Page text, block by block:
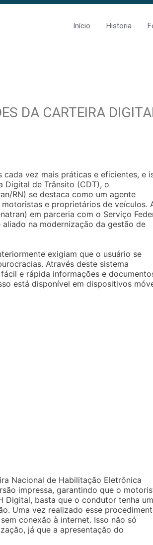
Início Historia
DA CARTEIRA
vez mais práticas e eficientes, e
Digital de Trânsito (CDT), o
RN) se destaca como um agente
e proprietários de veículos.
em parceria com o Serviço
na modernização da gestão de
exigiam que o usuário se
Através deste sistema
e rápida informações e
está disponível em dispositivos
Nacional de Habilitação Eletrônica
impressa, garantindo que o
Digital, basta que o condutor tenha um
Uma vez realizado esse
conexão à internet. Isso não só
já que a apresentação do